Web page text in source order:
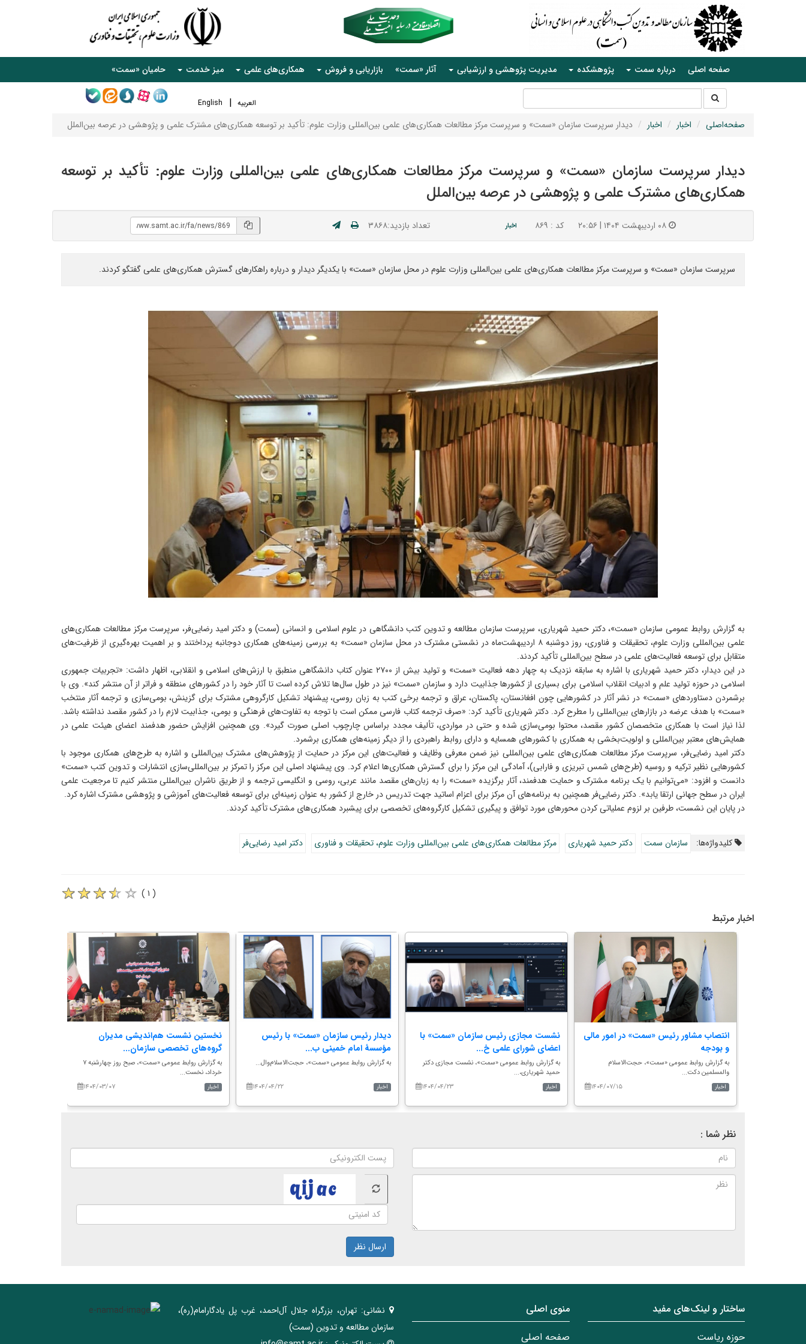
صفحه اصلی درباره سمت پژوهشکده مدیریت پژوهشی و ارزشیابی آثار «سمت» بازاریابی و فروش همکاری‌های علمی میز خدمت حامیان «سمت»
العربیه English جستجو
در
سایت صفحه‌اصلی اخبار اخبار دیدار سرپرست سازمان «سمت» و سرپرست مرکز مطالعات همکاری‌های علمی بین‌المللی وزارت علوم: تأکید بر توسعه همکاری‌های مشترک علمی و پژوهشی در عرصه بین‌الملل
دیدار سرپرست سازمان «سمت» و سرپرست مرکز مطالعات همکاری‌های علمی بین‌المللی وزارت علوم: تأکید بر توسعه
همکاری‌های مشترک علمی و پژوهشی در عرصه بین‌الملل
۰۸ اردیبهشت ۱۴۰۴ | ۲۰:۵۶ کد : ۸۶۹ اخبار تعداد بازدید:۳۸۶۸
سرپرست سازمان «سمت» و سرپرست مرکز مطالعات همکاری‌های علمی بین‌المللی وزارت علوم در محل سازمان «سمت» با یکدیگر دیدار و درباره راهکارهای گسترش همکاری‌های علمی گفتگو کردند.
به گزارش روابط عمومی سازمان «سمت»، دکتر حمید شهریاری، سرپرست سازمان مطالعه و تدوین کتب دانشگاهی در علوم اسلامی و انسانی (سمت) و دکتر امید رضایی‌فر، سرپرست مرکز مطالعات همکاری‌های
علمی بین‌المللی وزارت علوم، تحقیقات و فناوری، روز دوشنبه ۸ اردیبهشت‌ماه در نشستی مشترک در محل سازمان «سمت» به بررسی زمینه‌های همکاری دوجانبه پرداختند و بر اهمیت بهره‌گیری از ظرفیت‌های
متقابل برای توسعه فعالیت‌های علمی در سطح بین‌المللی تأکید کردند.
در این دیدار، دکتر حمید شهریاری با اشاره به سابقه نزدیک به چهار دهه فعالیت «سمت» و تولید بیش از ۲۷۰۰ عنوان کتاب دانشگاهی منطبق با ارزش‌های اسلامی و انقلابی، اظهار داشت: «تجربیات جمهوری
اسلامی در حوزه تولید علم و ادبیات انقلاب اسلامی برای بسیاری از کشورها جذابیت دارد و سازمان «سمت» نیز در طول سال‌ها تلاش کرده است تا آثار خود را در کشورهای منطقه و فراتر از آن منتشر کند». وی با
برشمردن دستاوردهای «سمت» در نشر آثار در کشورهایی چون افغانستان، پاکستان، عراق و ترجمه برخی کتب به زبان روسی، پیشنهاد تشکیل کارگروهی مشترک برای گزینش، بومی‌سازی و ترجمه آثار منتخب
«سمت» با هدف عرضه در بازارهای بین‌المللی را مطرح کرد. دکتر شهریاری تأکید کرد: «صرف ترجمه کتاب فارسی ممکن است با توجه به تفاوت‌های فرهنگی و بومی، جذابیت لازم را در کشور مقصد نداشته باشد.
لذا نیاز است با همکاری متخصصان کشور مقصد، محتوا بومی‌سازی شده و حتی در مواردی، تألیف مجدد براساس چارچوب اصلی صورت گیرد». وی همچنین افزایش حضور هدفمند اعضای هیئت علمی در
همایش‌های معتبر بین‌المللی و اولویت‌بخشی به همکاری با کشورهای همسایه و دارای روابط راهبردی را از دیگر زمینه‌های همکاری برشمرد.
دکتر امید رضایی‌فر، سرپرست مرکز مطالعات همکاری‌های علمی بین‌المللی نیز ضمن معرفی وظایف و فعالیت‌های این مرکز در حمایت از پژوهش‌های مشترک بین‌المللی و اشاره به طرح‌های همکاری موجود با
کشورهایی نظیر ترکیه و روسیه (طرح‌های شمس تبریزی و فارابی)، آمادگی این مرکز را برای گسترش همکاری‌ها اعلام کرد. وی پیشنهاد اصلی این مرکز را تمرکز بر بین‌المللی‌سازی انتشارات و تدوین کتب «سمت»
دانست و افزود: «می‌توانیم با یک برنامه مشترک و حمایت هدفمند، آثار برگزیده «سمت» را به زبان‌های مقصد مانند عربی، روسی و انگلیسی ترجمه و از طریق ناشران بین‌المللی منتشر کنیم تا مرجعیت علمی
ایران در سطح جهانی ارتقا یابد». دکتر رضایی‌فر همچنین به برنامه‌های آن مرکز برای اعزام اساتید جهت تدریس در خارج از کشور به عنوان زمینه‌ای برای توسعه فعالیت‌های آموزشی و پژوهشی مشترک اشاره کرد.
در پایان این نشست، طرفین بر لزوم عملیاتی کردن محورهای مورد توافق و پیگیری تشکیل کارگروه‌های تخصصی برای پیشبرد همکاری‌های مشترک تأکید کردند.
کلیدواژه‌ها: سازمان سمت دکتر حمید شهریاری مرکز مطالعات همکاری‌های علمی بین‌المللی وزارت علوم، تحقیقات و فناوری دکتر امید رضایی‌فر
( ۱ )
اخبار مرتبط
نخستین نشست هم‌اندیشی مدیران
گروه‌های تخصصی سازمان...
به گزارش روابط عمومی «سمت»، صبح روز چهارشنبه ۷
خرداد، نخست...
۱۴۰۴/۰۳/۰۷
اخبار
دیدار رئیس سازمان «سمت» با رئیس
مؤسسۀ امام خمینی ب...
به گزارش روابط عمومی «سمت»، حجت‌الاسلام‎‌وال...
۱۴۰۴/۰۴/۲۲ اخبار
نشست مجازی رئیس سازمان «سمت» با
اعضای شورای علمی خ...
به گزارش روابط عمومی «سمت»، نشست مجازی دکتر
حمید شهریاری،...
۱۴۰۴/۰۴/۲۳
اخبار
انتصاب مشاور رئیس «سمت» در امور مالی
و بودجه
به گزارش روابط عمومی «سمت»، حجت‌الاسلام
والمسلمین دکت...
۱۴۰۴/۰۷/۱۵
اخبار
نظر شما :
ارسال نظر
ساختار‌‌ و‌‌ لینک‌های مفید
حوزه ریاست
منوی اصلی
صفحه اصلی
نشانی: تهران، ‌بزرگراه ‌جلال آل‌احمد، غرب پل يادگار‌امام(ره)‌،
سازمان مطالعه و تدوین‌ (سمت)